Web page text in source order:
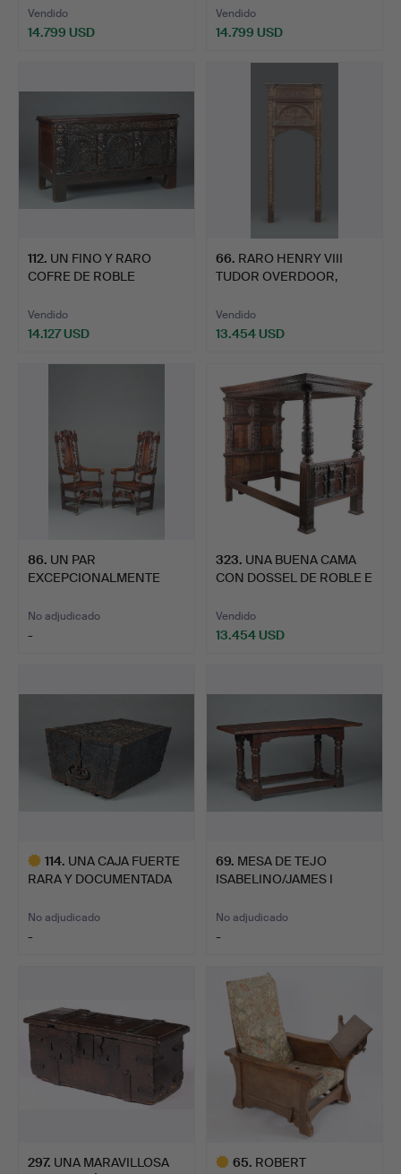
Vendido
14.799 USD
Vendido
14.799 USD
112. UN FINO Y RARO
COFRE DE ROBLE
Vendido
14.127 USD
66. RARO HENRY VIII
TUDOR OVERDOOR,
Vendido
13.454 USD
86. UN PAR
EXCEPCIONALMENTE
No adjudicado
-
323. UNA BUENA CAMA
CON DOSSEL DE ROBLE E
Vendido
13.454 USD
114. UNA CAJA FUERTE
RARA Y DOCUMENTADA
No adjudicado
-
69. MESA DE TEJO
ISABELINO/JAMES I
No adjudicado
-
297. UNA MARAVILLOSA
65. ROBERT